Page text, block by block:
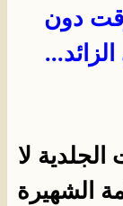
دون
لا
الشهيرة